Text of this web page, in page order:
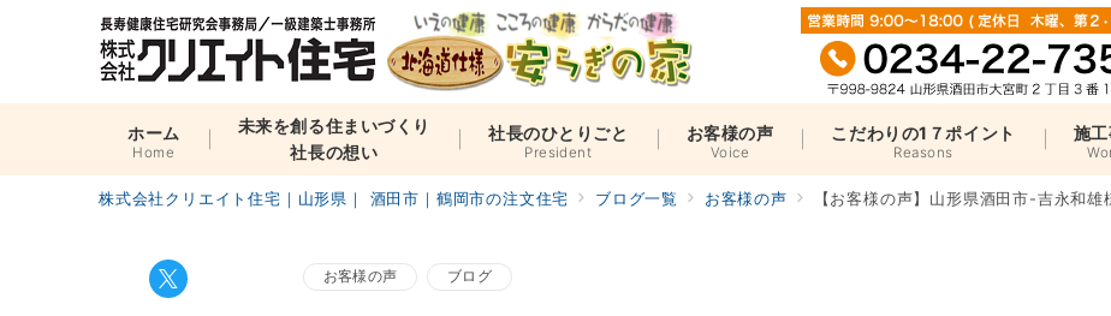
ホーム
Home
未来を創る住まいづくり
社長の想い
社長のひとりごと
President
お客様の声
Voice
こだわりの1７ポイント
Reasons
施
株式会社クリエイト住宅｜山形県｜ 酒田市｜鶴岡市の注文住宅 ブログ一覧 お客様の声 【お客様の声】山形県酒田市-吉永和雄様｜2階建てプ
お客様の声 ブログ